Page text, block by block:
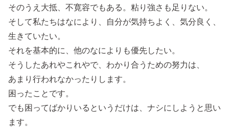
そのうえ大抵、不寛容でもある。粘り強さも足りない。
そして私たちはなにより、自分が気持ちよく、気分良く、
生きていたい。
それを基本的に、他のなによりも優先したい。
そうしたあれやこれやで、わかり合うための努力は、
あまり行われなかったりします。
困ったことです。
でも困ってばかりいるというだけは、ナシにしようと思い
ます。